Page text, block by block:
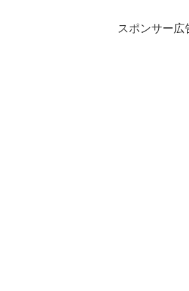
スポンサー広